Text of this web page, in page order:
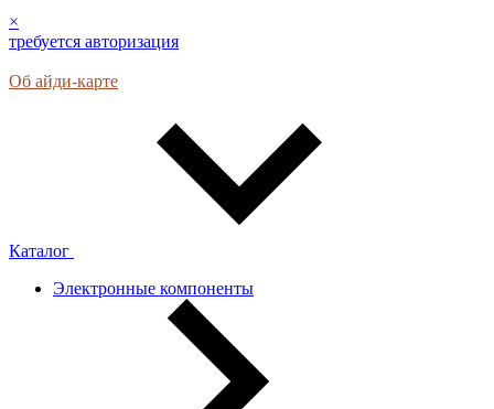
×
требуется авторизация
Об айди-карте
Каталог
Электронные компоненты